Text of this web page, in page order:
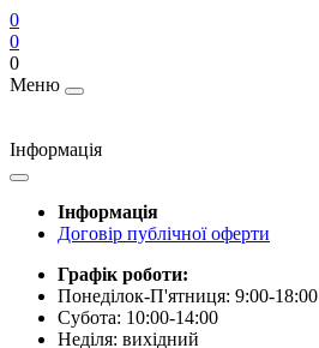
0
0
0
Меню
Інформація
Інформація
Договір публічної оферти
Графік роботи:
Понеділок-П'ятниця: 9:00-18:00
Субота: 10:00-14:00
Неділя: вихідний